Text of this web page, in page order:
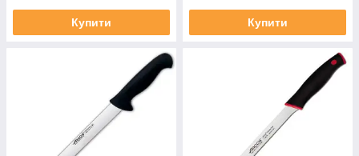
Купити Купити